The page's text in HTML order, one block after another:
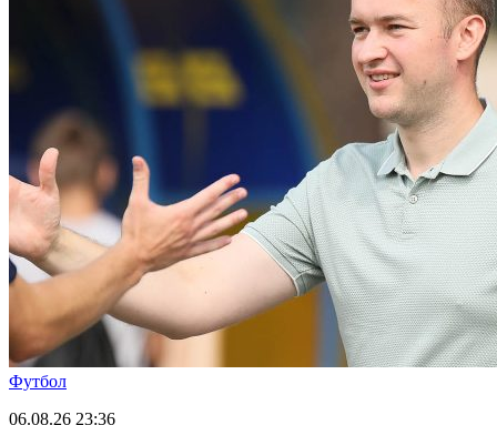
Футбол
06.08.26 23:36